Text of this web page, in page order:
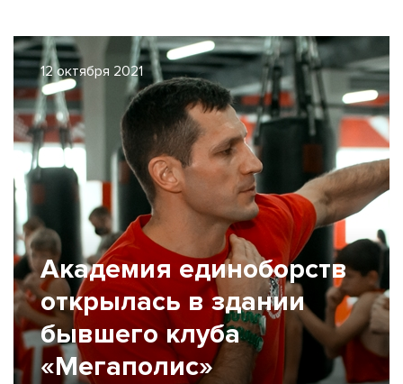
12 октября 2021
Академия единоборств
открылась в здании
бывшего клуба
«Мегаполис»